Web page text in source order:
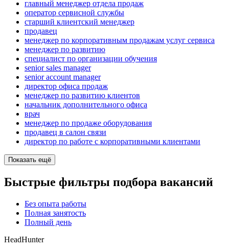
главный менеджер отдела продаж
оператор сервисной службы
старший клиентский менеджер
продавец
менеджер по корпоративным продажам услуг сервиса
менеджер по развитию
специалист по организации обучения
senior sales manager
senior account manager
директор офиса продаж
менеджер по развитию клиентов
начальник дополнительного офиса
врач
менеджер по продаже оборудования
продавец в салон связи
директор по работе с корпоративными клиентами
Показать ещё
Быстрые фильтры подбора вакансий
Без опыта работы
Полная занятость
Полный день
HeadHunter